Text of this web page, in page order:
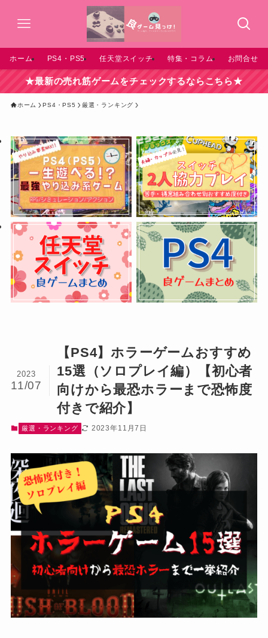
ホーム PS4・PS5 任天堂スイッチ 特集・コラム お問合せ
★最新の売れ筋ゲームをチェックするならこちら★
ホーム PS4・PS5 厳選・ランキング
【PS4】ホラーゲームおすすめ
15選（ソロプレイ編）【初心者
向けから最恐ホラーまで恐怖度
付きで紹介】
2023
11/07
厳選・ランキング 2023年11月7日